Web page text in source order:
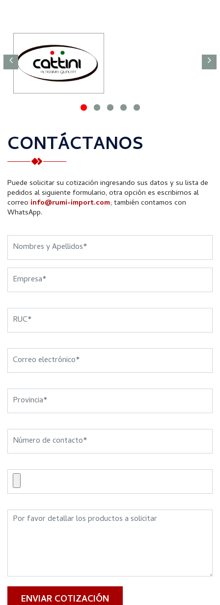
CONTÁCTANOS
Puede solicitar su cotización ingresando sus datos y su lista de
pedidos al siguiente formulario, otra opción es escribirnos al
correo info@rumi-import.com; también contamos con
WhatsApp.
ENVIAR COTIZACIÓN